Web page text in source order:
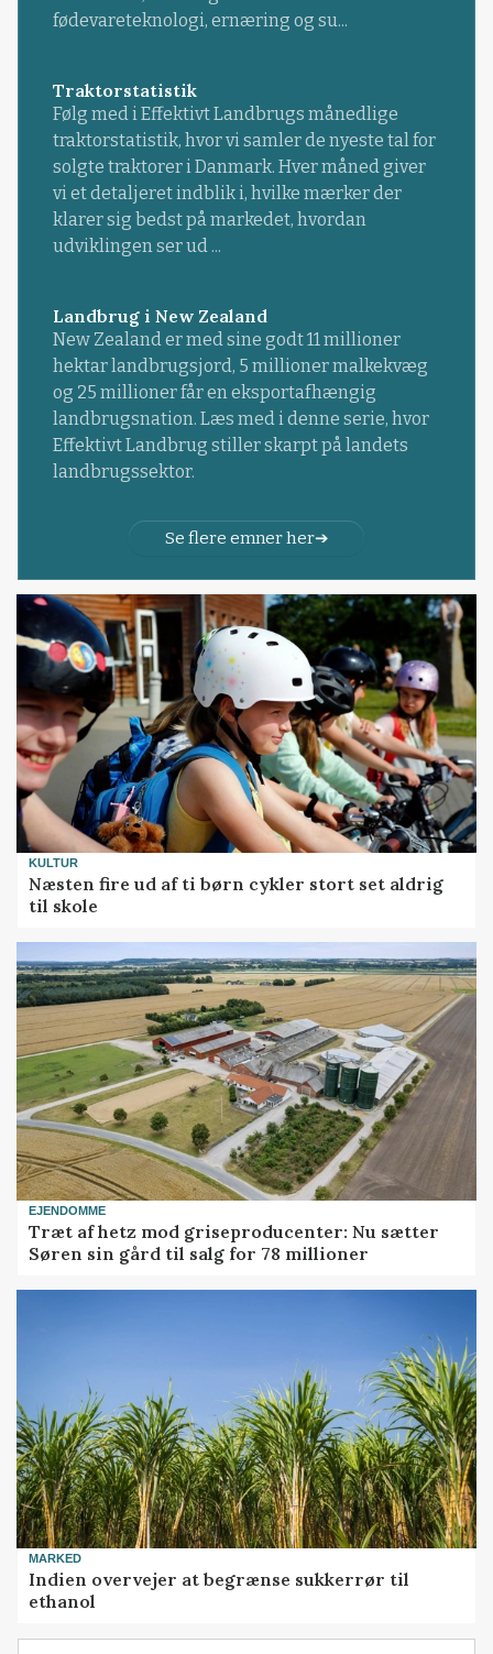
fødevareteknologi, ernæring og su...
Traktorstatistik
Følg med i Effektivt Landbrugs månedlige
traktorstatistik, hvor vi samler de nyeste tal for
solgte traktorer i Danmark. Hver måned giver
vi et detaljeret indblik i, hvilke mærker der
klarer sig bedst på markedet, hvordan
udviklingen ser ud ...
Landbrug i New Zealand
New Zealand er med sine godt 11 millioner
hektar landbrugsjord, 5 millioner malkekvæg
og 25 millioner får en eksportafhængig
landbrugsnation. Læs med i denne serie, hvor
Effektivt Landbrug stiller skarpt på landets
landbrugssektor.
Se flere emner her
KULTUR
Næsten fire ud af ti børn cykler stort set aldrig
til skole
EJENDOMME
Træt af hetz mod griseproducenter: Nu sætter
Søren sin gård til salg for 78 millioner
MARKED
Indien overvejer at begrænse sukkerrør til
ethanol